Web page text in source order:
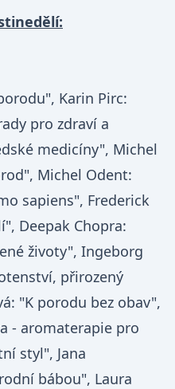
Karin Pirc:
pro zdraví a
medicíny", Michel
Michel Odent:
sapiens", Frederick
Deepak Chopra:
životy", Ingeborg
přirozený
"K porodu bez obav",
- aromaterapie pro
styl", Jana
bábou", Laura